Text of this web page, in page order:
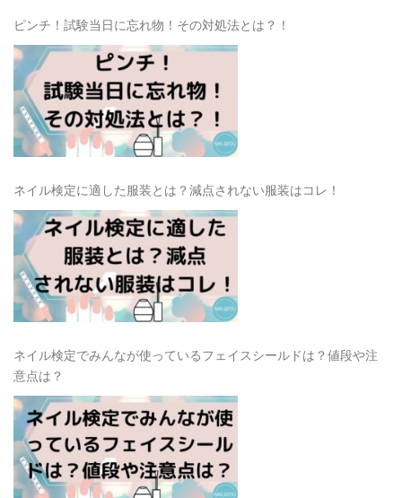
ピンチ！試験当日に忘れ物！その対処法とは？！
ネイル検定に適した服装とは？減点されない服装はコレ！
ネイル検定でみんなが使っているフェイスシールドは？値段や注
意点は？